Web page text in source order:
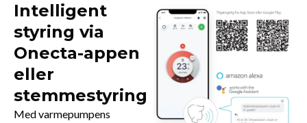
Intelligent
styring via
Onecta-appen
eller
stemmestyring
Med varmepumpens